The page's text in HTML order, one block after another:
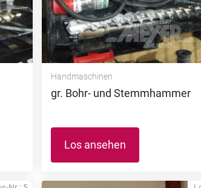
Handmaschinen
gr. Bohr- und Stemmhammer
Los ansehen